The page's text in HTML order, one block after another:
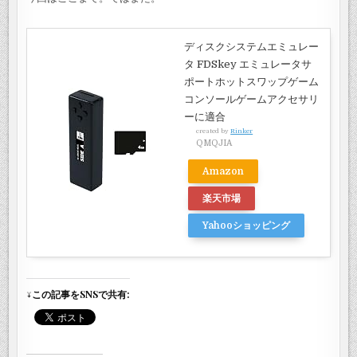
ディスクシステムエミュレー
タ FDSkey エミュレータサ
ポートホットスワップゲーム
コンソールゲームアクセサリ
ーに適合
created byRinker
QMQJIA
Amazon
楽天市場
Yahooショッピング
↓この記事をSNSで共有: